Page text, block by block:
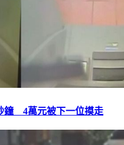
鐘 4萬元被下一位摸走